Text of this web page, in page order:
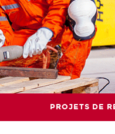
PROJETS DE